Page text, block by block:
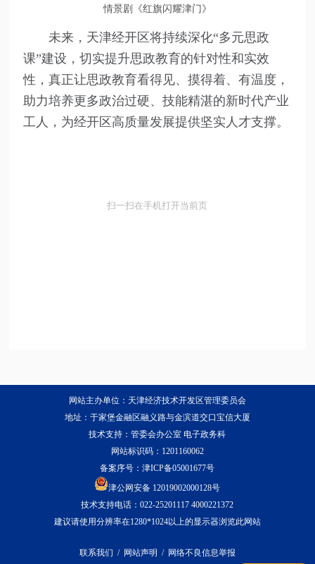
情景剧《红旗闪耀津门》
未来，天津经开区将持续深化“多元思政
课”建设，切实提升思政教育的针对性和实效
性，真正让思政教育看得见、摸得着、有温度，
助力培养更多政治过硬、技能精湛的新时代产业
工人，为经开区高质量发展提供坚实人才支撑。
扫一扫在手机打开当前页
网站主办单位：天津经济技术开发区管理委员会
地址：于家堡金融区融义路与金滨道交口宝信大厦
技术支持：管委会办公室 电子政务科
网站标识码：1201160062
备案序号：津ICP备05001677号
津公网安备 12019002000128号
技术支持电话：022-25201117 4000221372
建议请使用分辨率在1280*1024以上的显示器浏览此网站
联系我们 / 网站声明 / 网络不良信息举报